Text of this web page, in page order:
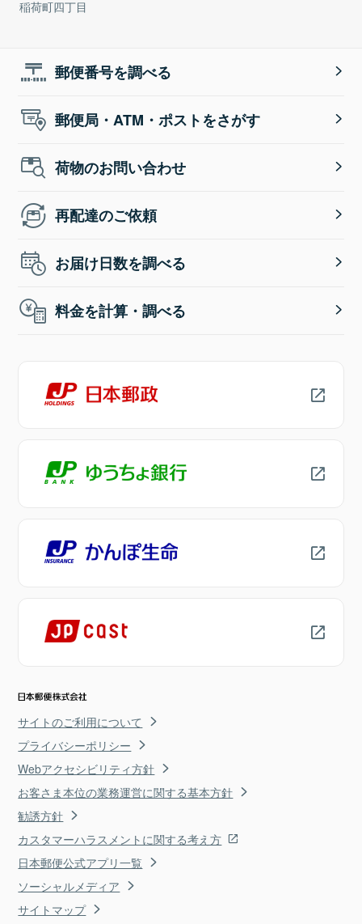
稲荷町四丁目
郵便番号を調べる
郵便局・ATM・ポストをさがす
荷物のお問い合わせ
再配達のご依頼
お届け日数を調べる
料金を計算・調べる
サイトのご利用について
プライバシーポリシー
Webアクセシビリティ方針
お客さま本位の業務運営に関する基本方針
勧誘方針
カスタマーハラスメントに関する考え方
日本郵便公式アプリ一覧
ソーシャルメディア
サイトマップ